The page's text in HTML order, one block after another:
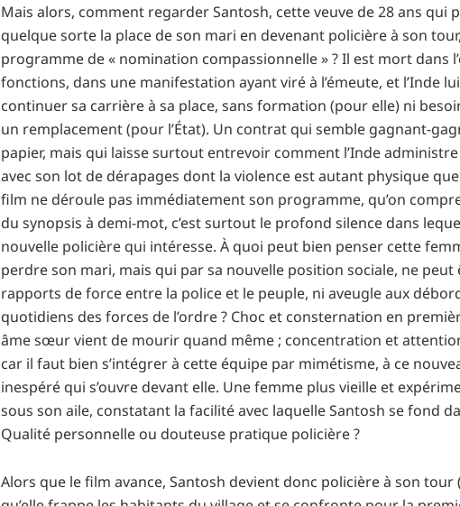
Mais alors, comment regarder Santosh, cette veuve de 28 ans qui
quelque sorte la place de son mari en devenant policière à son
programme de « nomination compassionnelle » ? Il est mort dans
fonctions, dans une manifestation ayant viré à l’émeute, et l’Inde
continuer sa carrière à sa place, sans formation (pour elle) ni
un remplacement (pour l’État). Un contrat qui semble gagnant-
papier, mais qui laisse surtout entrevoir comment l’Inde
avec son lot de dérapages dont la violence est autant physique
film ne déroule pas immédiatement son programme, qu’on
du synopsis à demi-mot, c’est surtout le profond silence dans
nouvelle policière qui intéresse. À quoi peut bien penser cette
perdre son mari, mais qui par sa nouvelle position sociale, ne peut
rapports de force entre la police et le peuple, ni aveugle aux
quotidiens des forces de l’ordre ? Choc et consternation en
âme sœur vient de mourir quand même ; concentration et
car il faut bien s’intégrer à cette équipe par mimétisme, à ce
inespéré qui s’ouvre devant elle. Une femme plus vieille et
sous son aile, constatant la facilité avec laquelle Santosh se fond
Qualité personnelle ou douteuse pratique policière ?
Alors que le film avance, Santosh devient donc policière à son tour